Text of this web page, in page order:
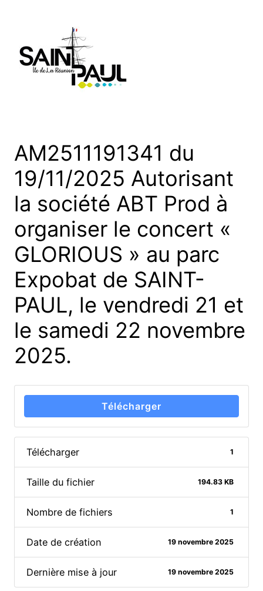
AM2511191341 du
19/11/2025 Autorisant
la société ABT Prod à
organiser le concert «
GLORIOUS » au parc
Expobat de SAINT-
PAUL, le vendredi 21 et
le samedi 22 novembre
2025.
Télécharger
Télécharger 1
Taille du fichier 194.83 KB
Nombre de fichiers 1
Date de création 19 novembre 2025
Dernière mise à jour 19 novembre 2025